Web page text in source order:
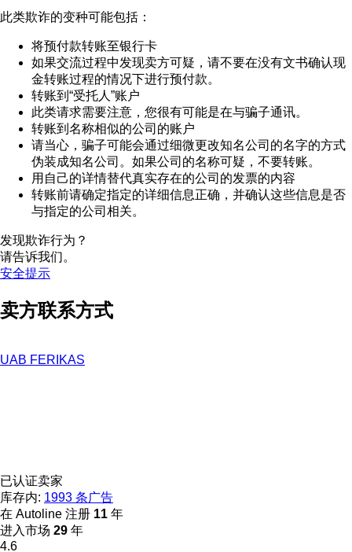
此类欺诈的变种可能包括：
将预付款转账至银行卡
如果交流过程中发现卖方可疑，请不要在没有文书确认现
金转账过程的情况下进行预付款。
转账到“受托人”账户
此类请求需要注意，您很有可能是在与骗子通讯。
转账到名称相似的公司的账户
请当心，骗子可能会通过细微更改知名公司的名字的方式
伪装成知名公司。如果公司的名称可疑，不要转账。
用自己的详情替代真实存在的公司的发票的内容
转账前请确定指定的详细信息正确，并确认这些信息是否
与指定的公司相关。
发现欺诈行为？
请告诉我们。
安全提示
卖方联系方式
UAB FERIKAS
已认证卖家
库存内: 1993 条广告
在 Autoline 注册 11 年
进入市场 29 年
4.6